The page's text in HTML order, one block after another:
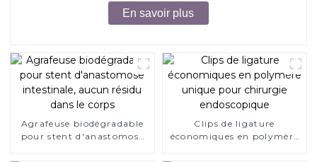
En savoir plus
Agrafeuse biodégradable
pour stent d'anastomose
Clips de ligature
économiques en polymère